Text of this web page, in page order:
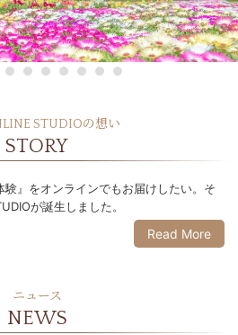
フェミリカ
ーズエンブレイス
ラボライン
ズガルヴァーニ
アールジー
セブンセンシズ
STUDIOの想い
STORY
験』をオンラインでもお届けしたい。そ
が誕生しました。
Read More
ニュース
NEWS